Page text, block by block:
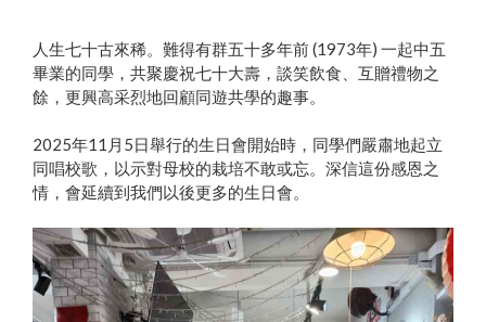
人生七十古來稀。難得有群五十多年前 (1973年) 一起中五
畢業的同學，共聚慶祝七十大壽，談笑飲食、互贈禮物之
餘，更興高采烈地回顧同遊共學的趣事。
2025年11月5日舉行的生日會開始時，同學們嚴肅地起立
同唱校歌，以示對母校的栽培不敢或忘。深信這份感恩之
情，會延續到我們以後更多的生日會。